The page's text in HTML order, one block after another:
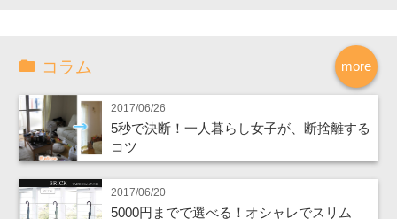
more
コラム
2017/06/26
5秒で決断！一人暮らし女子が、断捨離する
コツ
2017/06/20
5000円までで選べる！オシャレでスリム